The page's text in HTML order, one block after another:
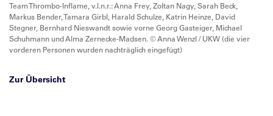
Team Thrombo-Inflame, v.l.n.r.: Anna Frey, Zoltan Nagy, Sarah Beck,
Markus Bender, Tamara Girbl, Harald Schulze, Katrin Heinze, David
Stegner, Bernhard Nieswandt sowie vorne Georg Gasteiger, Michael
Schuhmann und Alma Zernecke-Madsen. © Anna Wenzl / UKW (die vier
vorderen Personen wurden nachträglich eingefügt)
Zur Übersicht